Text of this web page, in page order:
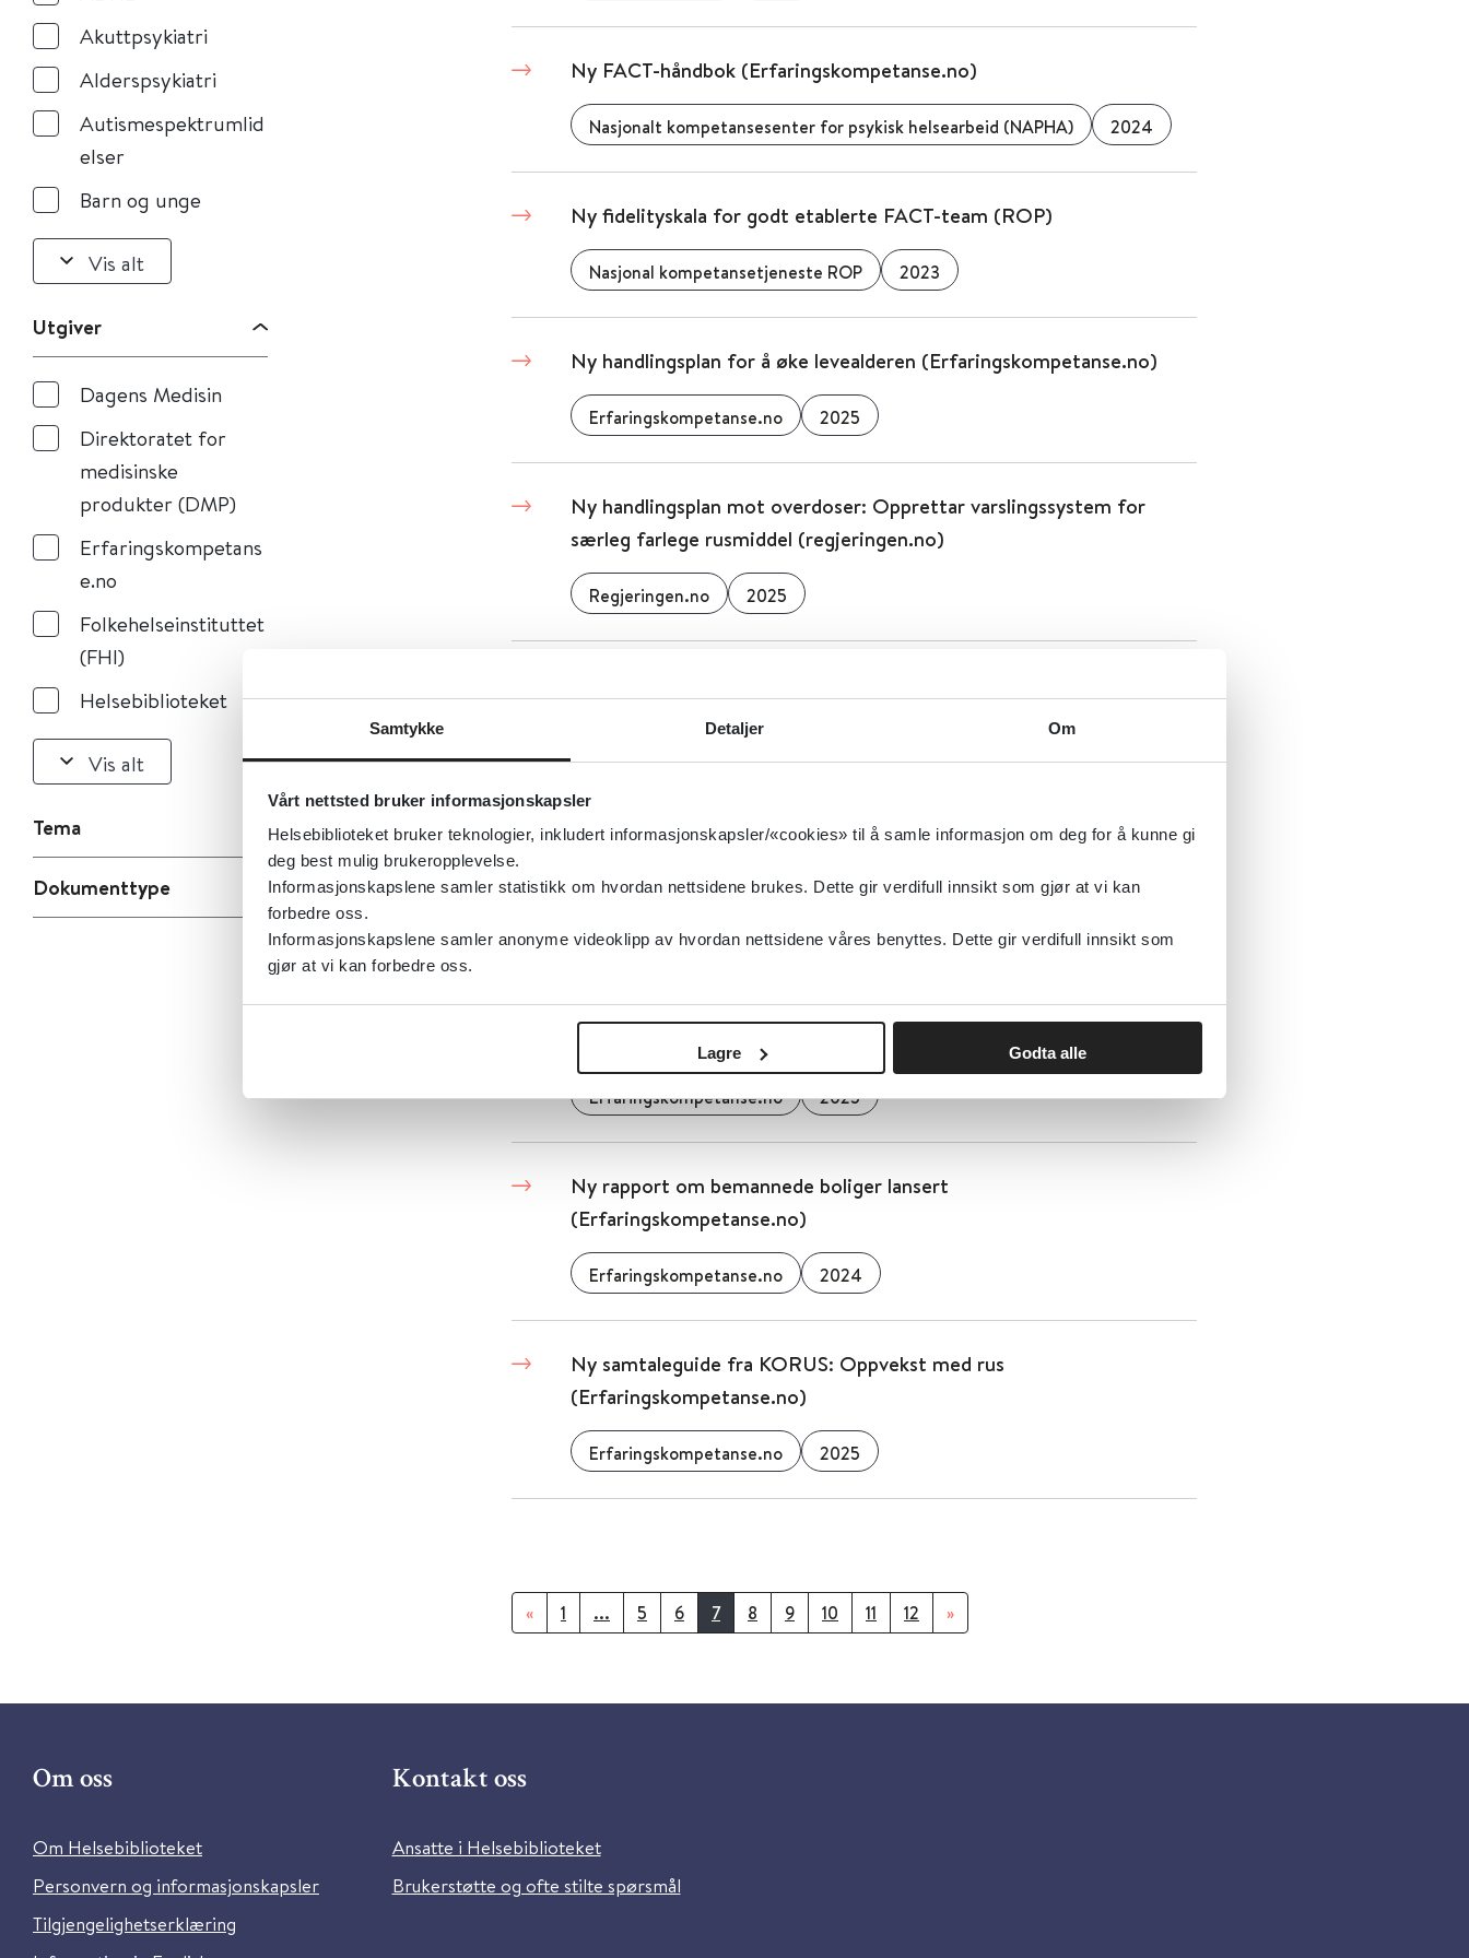
Samtykke Detaljer Om
Vårt nettsted bruker informasjonskapsler
Helsebiblioteket bruker teknologier, inkludert informasjonskapsler/«cookies» til å samle informasjon om deg for å kunne gi
deg best mulig brukeropplevelse.
Informasjonskapslene samler statistikk om hvordan nettsidene brukes. Dette gir verdifull innsikt som gjør at vi kan
forbedre oss.
Informasjonskapslene samler anonyme videoklipp av hvordan nettsidene våres benyttes. Dette gir verdifull innsikt som
gjør at vi kan forbedre oss.
Lagre Godta alle
Akuttpsykiatri
Alderspsykiatri
Autismespektrumlid
elser
Barn og unge
Vis alt
Utgiver
Dagens Medisin
Direktoratet for
medisinske
produkter (DMP)
Erfaringskompetans
e.no
Folkehelseinstituttet
(FHI)
Helsebiblioteket
Vis alt
Tema
Dokumenttype
Ny FACT-håndbok (Erfaringskompetanse.no)
Nasjonalt kompetansesenter for psykisk helsearbeid (NAPHA) 2024
Ny fidelityskala for godt etablerte FACT-team (ROP)
Nasjonal kompetansetjeneste ROP 2023
Ny handlingsplan for å øke levealderen (Erfaringskompetanse.no)
Erfaringskompetanse.no 2025
Ny handlingsplan mot overdoser: Opprettar varslingssystem for
særleg farlege rusmiddel (regjeringen.no)
Regjeringen.no 2025
Ny nasjonal veileder: Oppdatert og revidert «Sammen om
mestring» (Erfaringskompetanse.no)
Erfaringskompetanse.no 2025
Ny rapport om bemannede boliger lansert
(Erfaringskompetanse.no)
Erfaringskompetanse.no 2024
Ny samtaleguide fra KORUS: Oppvekst med rus
(Erfaringskompetanse.no)
Erfaringskompetanse.no 2025
« 1 ... 5 6 7 8 9 10 11 12 »
Om oss
Om Helsebiblioteket
Personvern og informasjonskapsler
Tilgjengelighetserklæring
Kontakt oss
Ansatte i Helsebiblioteket
Brukerstøtte og ofte stilte spørsmål